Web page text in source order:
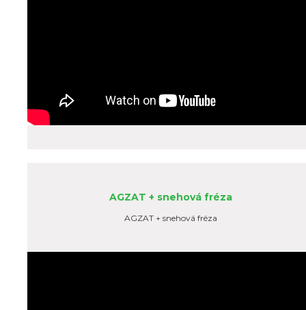
AGZAT + snehová fréza
AGZAT + snehová fréza